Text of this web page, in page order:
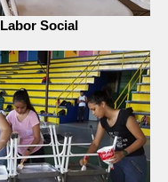
Labor Social